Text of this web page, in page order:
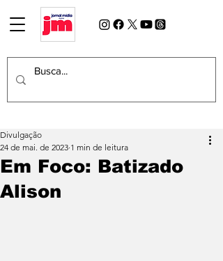
Em Foco: Batizado
Alison
Divulgação
24 de mai. de 2023 1 min de leitura